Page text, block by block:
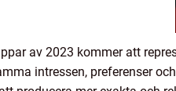
av 2023 kommer att
intressen, preferenser